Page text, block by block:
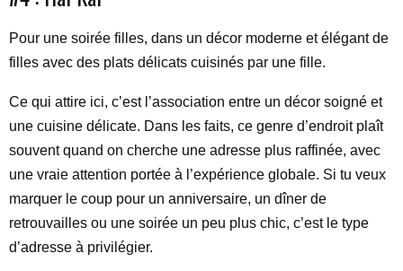
Pour une soirée filles, dans un décor moderne et élégant de
filles avec des plats délicats cuisinés par une fille.
Ce qui attire ici, c’est l’association entre un décor soigné et
une cuisine délicate. Dans les faits, ce genre d’endroit plaît
souvent quand on cherche une adresse plus raffinée, avec
une vraie attention portée à l’expérience globale. Si tu veux
marquer le coup pour un anniversaire, un dîner de
retrouvailles ou une soirée un peu plus chic, c’est le type
d’adresse à privilégier.